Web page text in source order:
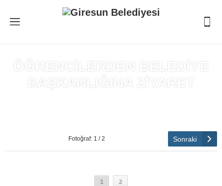
ÖĞRENCİLERDEN BELEDİYE
BAŞKANLIĞINA ZİYARET
Fotoğraf: 1 / 2 Sonraki
1 2